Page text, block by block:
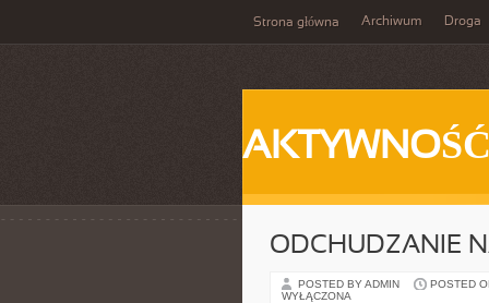
Strona główna Archiwum Droga
AKTYWNOŚĆ
ODCHUDZANIE
POSTED BY ADMIN POSTED
WYŁĄCZONA